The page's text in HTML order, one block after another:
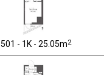
501 - 1K - 25.05m2